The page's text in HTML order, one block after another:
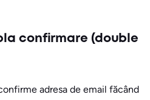
confirmare (double
adresa de email făcând